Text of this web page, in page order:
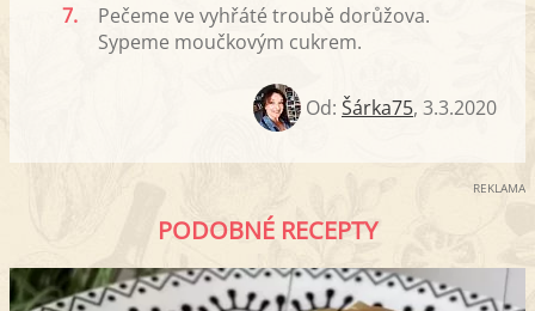
7.
Pečeme ve vyhřáté troubě dorůžova.
Sypeme moučkovým cukrem.
Od: Šárka75, 3.3.2020
REKLAMA
PODOBNÉ RECEPTY